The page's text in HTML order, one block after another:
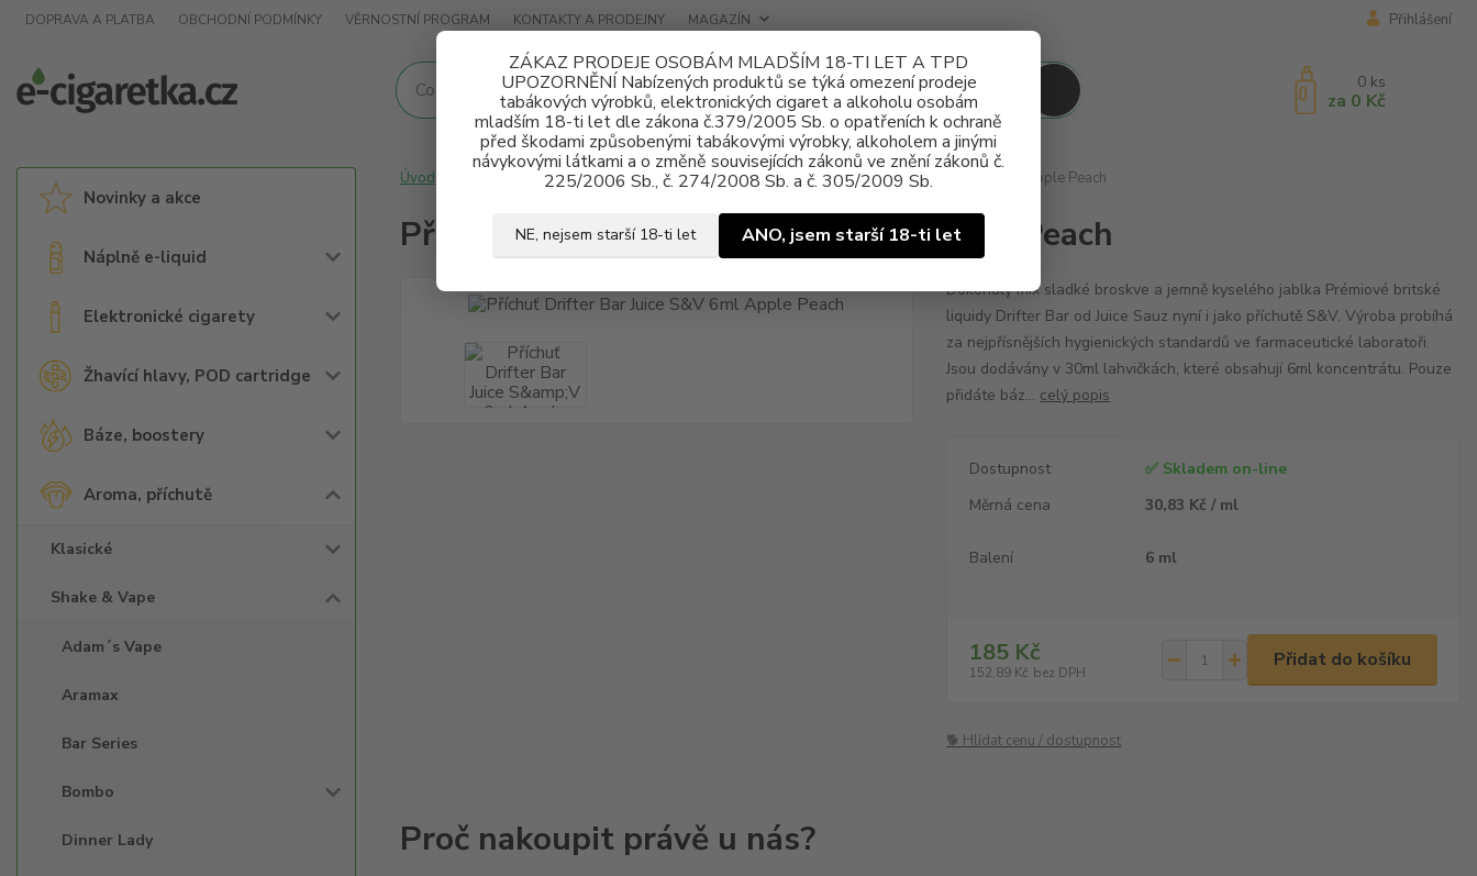
ZÁKAZ PRODEJE OSOBÁM MLADŠÍM 18-TI LET A TPD
UPOZORNĚNÍ Nabízených produktů se týká omezení prodeje
tabákových výrobků, elektronických cigaret a alkoholu osobám
mladším 18-ti let dle zákona č.379/2005 Sb. o opatřeních k ochraně
před škodami způsobenými tabákovými výrobky, alkoholem a jinými
návykovými látkami a o změně souvisejících zákonů ve znění zákonů č.
225/2006 Sb., č. 274/2008 Sb. a č. 305/2009 Sb.
NE, nejsem starší 18-ti let ANO, jsem starší 18-ti let
DOPRAVA A PLATBA OBCHODNÍ PODMÍNKY VĚRNOSTNÍ PROGRAM KONTAKTY A PRODEJNY MAGAZÍN Přihlášení
0 ks
za 0 Kč
Novinky a akce
Náplně e-liquid
Elektronické cigarety
Žhavící hlavy, POD cartridge
Báze, boostery
Aroma, příchutě
Klasické
Shake & Vape
Adam´s Vape
Aramax
Bar Series
Bombo
Dinner Lady
Úvod Aroma, příchutě Shake & Vape Juice Sauz Příchuť Drifter Bar Juice S&V 6ml Apple Peach
Příchuť Drifter Bar Juice S&V 6ml Apple Peach
Dokonalý mix sladké broskve a jemně kyselého jablka Prémiové britské
liquidy Drifter Bar od Juice Sauz nyní i jako příchutě S&V. Výroba probíhá
za nejpřísnějších hygienických standardů ve farmaceutické laboratoři.
Jsou dodávány v 30ml lahvičkách, které obsahují 6ml koncentrátu. Pouze
přidáte báz... celý popis
Dostupnost
✅ Skladem on-line
Měrná cena
30,83 Kč / ml
Balení 6 ml
185 Kč
152,89 Kč bez DPH
Přidat do košíku
🐕 Hlídat cenu / dostupnost